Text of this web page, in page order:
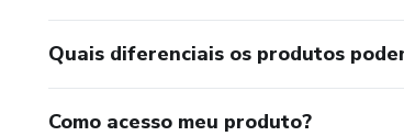
Quais diferenciais os produtos
Como acesso meu produto?